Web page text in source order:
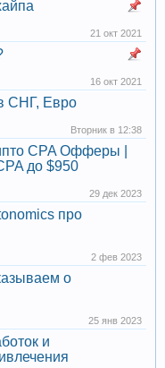
21 окт 2021
16 окт 2021
СНГ, Евро
Вторник в 12:38
CPA Офферы |
до $950
29 дек 2023
про
2 фев 2023
о
25 янв 2023
и